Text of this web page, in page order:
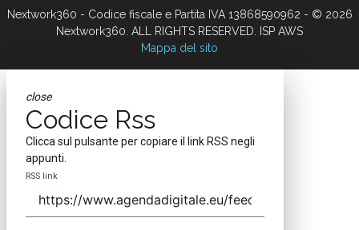
Nextwork360 - Codice fiscale e Partita IVA 13868590962 - © 2026
Nextwork360. ALL RIGHTS RESERVED. ISP AWS
Mappa del sito
close
Codice Rss
Clicca sul pulsante per copiare il link RSS negli
appunti.
RSS link